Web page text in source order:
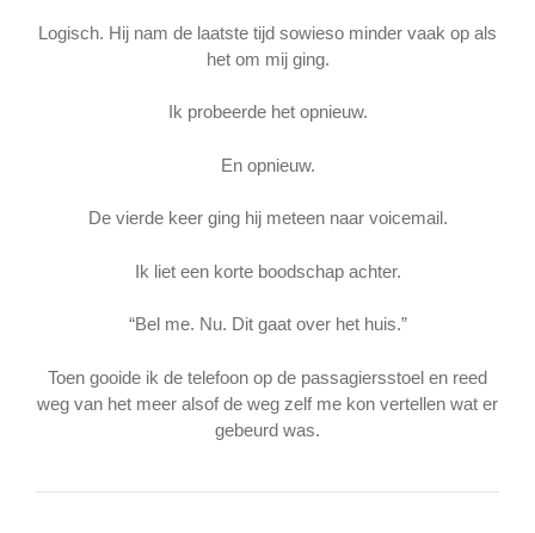
Logisch. Hij nam de laatste tijd sowieso minder vaak op als
het om mij ging.
Ik probeerde het opnieuw.
En opnieuw.
De vierde keer ging hij meteen naar voicemail.
Ik liet een korte boodschap achter.
“Bel me. Nu. Dit gaat over het huis.”
Toen gooide ik de telefoon op de passagiersstoel en reed
weg van het meer alsof de weg zelf me kon vertellen wat er
gebeurd was.